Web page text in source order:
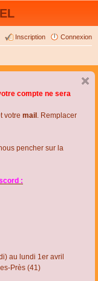
Connexion
Inscription
compte ne sera
votre mail . Remplacer
pencher sur la
:
au lundi 1er avril
Près (41)